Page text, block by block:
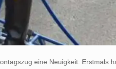
eine Neuigkeit: Erstmals